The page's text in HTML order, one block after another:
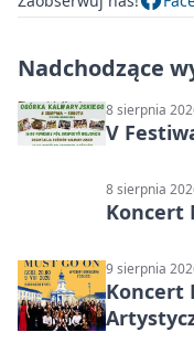
Nadchodzące
8 sierpnia
V
8 sierpnia
Koncert
9 sierpnia
Koncert